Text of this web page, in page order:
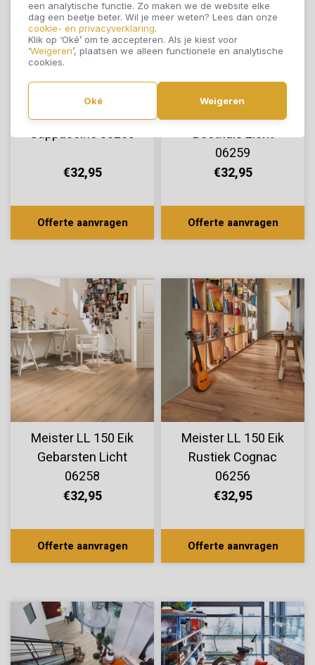
een analytische functie. Zo maken we de website elke
dag een beetje beter. Wil je meer weten? Lees dan onze
cookie- en privacyverklaring.
Klik op ‘Oké’ om te accepteren. Als je kiest voor
‘Weigeren’, plaatsen we alleen functionele en analytische
cookies.
Oké Weigeren
Meister LL 150 Eik
Cappuccino 06263
€32,95
Offerte aanvragen
Meister LL 150 Eik
Boothuis Licht
06259
€32,95
Offerte aanvragen
Meister LL 150 Eik
Gebarsten Licht
06258
€32,95
Offerte aanvragen
Meister LL 150 Eik
Rustiek Cognac
06256
€32,95
Offerte aanvragen